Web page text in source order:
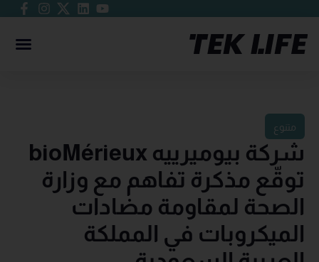
متنوع
شركة بيوميرييه bioMérieux
توقّع مذكرة تفاهم مع وزارة
الصحة لمقاومة مضادات
الميكروبات في المملكة